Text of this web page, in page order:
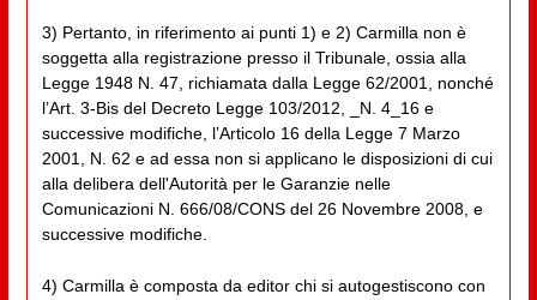
3) Pertanto, in riferimento ai punti 1) e 2) Carmilla non è
soggetta alla registrazione presso il Tribunale, ossia alla
Legge 1948 N. 47, richiamata dalla Legge 62/2001, nonché
l’Art. 3-Bis del Decreto Legge 103/2012, _N. 4_16 e
successive modifiche, l’Articolo 16 della Legge 7 Marzo
2001, N. 62 e ad essa non si applicano le disposizioni di cui
alla delibera dell'Autorità per le Garanzie nelle
Comunicazioni N. 666/08/CONS del 26 Novembre 2008, e
successive modifiche.
4) Carmilla è composta da editor chi si autogestiscono con